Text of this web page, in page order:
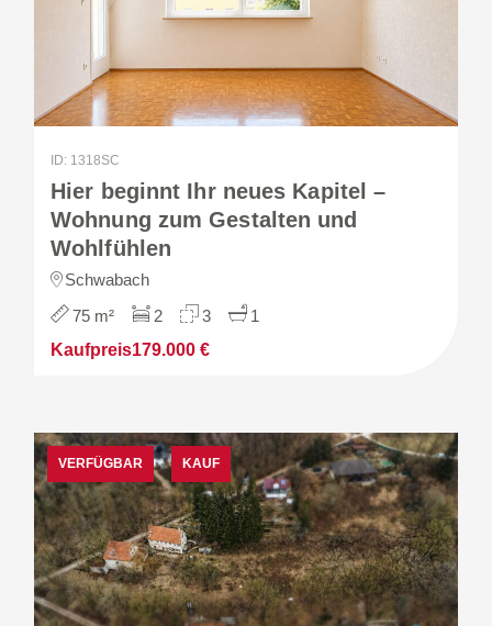
ID: 1318SC
Hier beginnt Ihr neues Kapitel –
Wohnung zum Gestalten und
Wohlfühlen
Schwabach
75 m²
2 3
1
Kaufpreis179.000 €
VERFÜGBAR KAUF